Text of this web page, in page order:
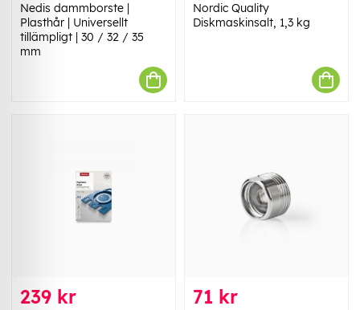
Nedis dammborste |
Plasthår | Universellt
tillämpligt | 30 / 32 / 35
mm
Nordic Quality
Diskmaskinsalt, 1,3 kg
239 kr 71 kr